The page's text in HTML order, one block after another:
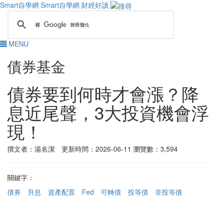
Smart自學網 Smart自學網 財經好讀
MENU
債券基金
債券要到何時才會漲？降
息近尾聲，3大投資機會浮
現！
撰文者：湯名潔 更新時間：2026-06-11 瀏覽數：3,594
關鍵字：
債券
升息 資產配置 Fed 可轉債 投等債
非投等債